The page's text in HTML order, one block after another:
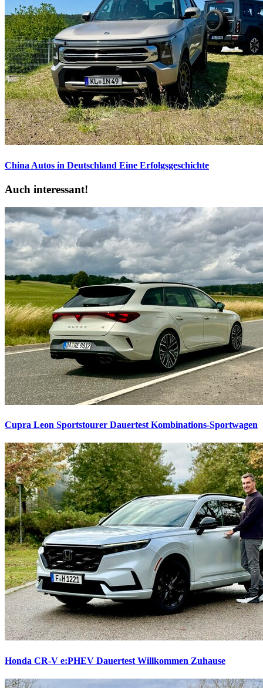
China Autos in Deutschland Eine Erfolgsgeschichte
Auch interessant!
Cupra Leon Sportstourer Dauertest Kombinations-Sportwagen
Honda CR-V e:PHEV Dauertest Willkommen Zuhause